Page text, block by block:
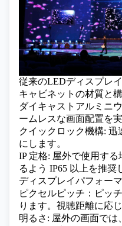
従来のLEDディスプレイ
キャビネットの材質と
ダイキャストアルミニ
ームレスな画面配置を実
クイックロック機構:
にします。
IP 定格: 屋外で使用す
るよう IP65 以上を推奨
ディスプレイパフォー
ピクセルピッチ：ピッ
ります。視聴距離に応
明るさ: 屋外の画面で